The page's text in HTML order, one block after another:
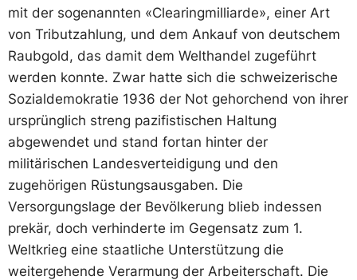
mit der sogenannten «Clearingmilliarde», einer Art
von Tributzahlung, und dem Ankauf von deutschem
Raubgold, das damit dem Welthandel zugeführt
werden konnte. Zwar hatte sich die schweizerische
Sozialdemokratie 1936 der Not gehorchend von ihrer
ursprünglich streng pazifistischen Haltung
abgewendet und stand fortan hinter der
militärischen Landesverteidigung und den
zugehörigen Rüstungsausgaben. Die
Versorgungslage der Bevölkerung blieb indessen
prekär, doch verhinderte im Gegensatz zum 1.
Weltkrieg eine staatliche Unterstützung die
weitergehende Verarmung der Arbeiterschaft. Die